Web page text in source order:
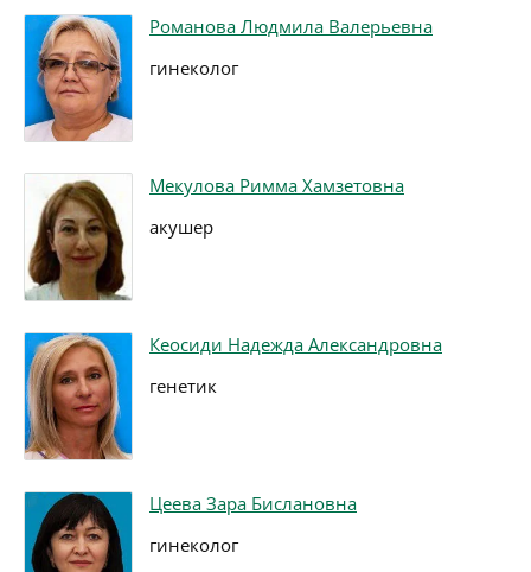
Романова Людмила Валерьевна
гинеколог
Мекулова Римма Хамзетовна
акушер
Кеосиди Надежда Александровна
генетик
Цеева Зара Бислановна
гинеколог